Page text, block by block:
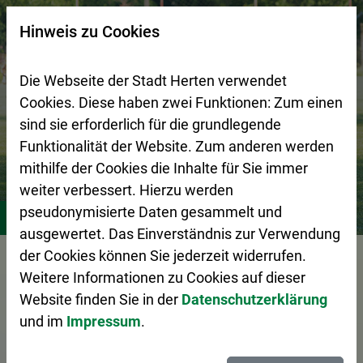
Zur Startseite (Schnelltaste 0)
Zum Seitenanfang springen (Schnelltaste A)
Zur Navigation/Menü springen (Schnelltaste M)
Zur Suche springen (Schnelltaste 8)
Zum Inhalt springen (Schnelltaste I)
Zum Fußbereich springen (Schnelltaste Z)
Stadtleben Vereine
Vorlesen
Suchseite mit Schnellsuche
Hinweis zu Cookies
Die Webseite der Stadt Herten verwendet
Cookies. Diese haben zwei Funktionen: Zum einen
sind sie erforderlich für die grundlegende
Funktionalität der Website. Zum anderen werden
mithilfe der Cookies die Inhalte für Sie immer
weiter verbessert. Hierzu werden
pseudonymisierte Daten gesammelt und
ausgewertet. Das Einverständnis zur Verwendung
der Cookies können Sie jederzeit widerrufen.
Weitere Informationen zu Cookies auf dieser
Website finden Sie in der Datenschutzerklärung
und im Impressum.